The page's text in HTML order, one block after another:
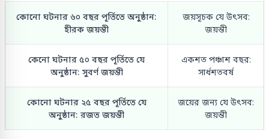
কোনো ঘটনার ৬০ বছর পূর্তিতে অনুষ্ঠান:
হীরক জয়ন্তী
জয়সূচক যে উৎসব:
জয়ন্তী
কেনো ঘটনার ৫০ বছর পূর্তিতে যে
অনুষ্ঠান: সুবর্ণ জয়ন্তী
একশত পঞ্চাশ বছর:
সার্ধশতবর্ষ
কোনো ঘটনার ২৫ বছর পূর্তিতে যে
অনুষ্ঠান: রজত জয়ন্তী
জয়ের জন্য যে উৎসব:
জয়ন্তী